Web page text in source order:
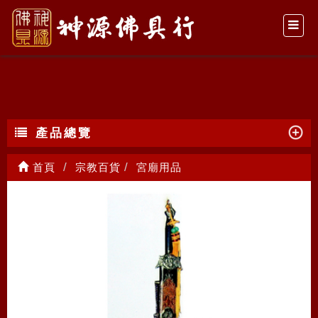
宮廟用品
產品總覽
首頁 宗教百貨 宮廟用品